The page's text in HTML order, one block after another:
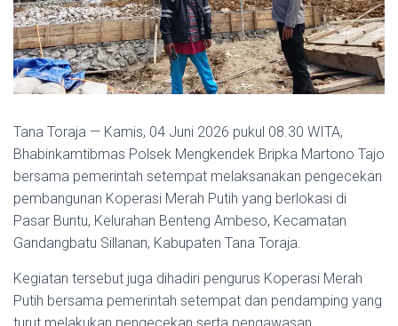
Tana Toraja — Kamis, 04 Juni 2026 pukul 08.30 WITA,
Bhabinkamtibmas Polsek Mengkendek Bripka Martono Tajo
bersama pemerintah setempat melaksanakan pengecekan
pembangunan Koperasi Merah Putih yang berlokasi di
Pasar Buntu, Kelurahan Benteng Ambeso, Kecamatan
Gandangbatu Sillanan, Kabupaten Tana Toraja.
Kegiatan tersebut juga dihadiri pengurus Koperasi Merah
Putih bersama pemerintah setempat dan pendamping yang
turut melakukan pengecekan serta pengawasan